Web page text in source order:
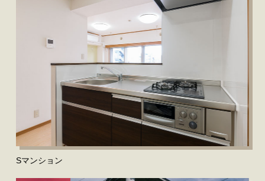
Sマンション